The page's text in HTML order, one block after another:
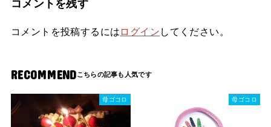
コメントを残す
コメントを投稿するには ログイン してください。
RECOMMEND
母ゴコロ 母ゴコロ